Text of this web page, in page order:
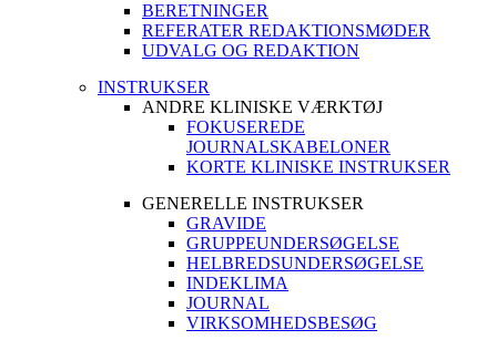
BERETNINGER
REFERATER REDAKTIONSMØDER
UDVALG OG REDAKTION
INSTRUKSER
ANDRE KLINISKE VÆRKTØJ
FOKUSEREDE
JOURNALSKABELONER
KORTE KLINISKE INSTRUKSER
GENERELLE INSTRUKSER
GRAVIDE
GRUPPEUNDERSØGELSE
HELBREDSUNDERSØGELSE
INDEKLIMA
JOURNAL
VIRKSOMHEDSBESØG